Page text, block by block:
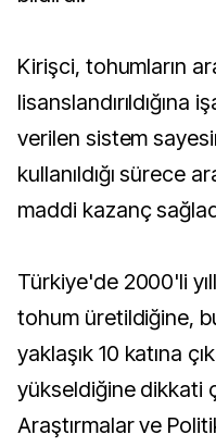
Kirişci, tohumların
lisanslandırıldığına
verilen sistem
kullanıldığı sürece
maddi kazanç
Türkiye'de 2000'li
tohum üretildiğine,
yaklaşık 10 katına
yükseldiğine dikkati
Araştırmalar ve